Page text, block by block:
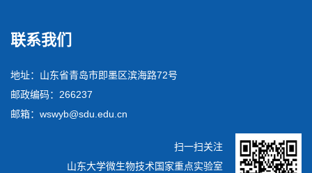
联系我们
地址：山东省青岛市即墨区滨海路72号
邮政编码：266237
邮箱：wswyb@sdu.edu.cn
扫一扫关注
山东大学微生物技术国家重点实验室